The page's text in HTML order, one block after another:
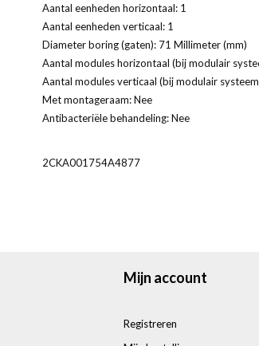
Aantal eenheden horizontaal: 1
Aantal eenheden verticaal: 1
Diameter boring (gaten): 71 Millimeter (mm)
Aantal modules horizontaal (bij modulair
Aantal modules verticaal (bij modulair
Met montageraam: Nee
Antibacteriële behandeling: Nee
2CKA001754A4877
Mijn account
Registreren